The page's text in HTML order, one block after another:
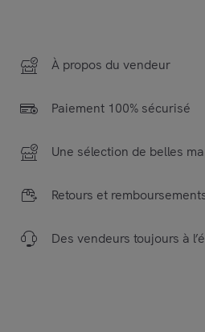
À propos du vendeur
Paiement 100% sécurisé
Une sélection de belles
Retours et
Des vendeurs toujours à